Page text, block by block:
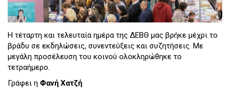
Η τέταρτη και τελευταία ημέρα της ΔΕΒΘ μας βρήκε μέχρι το
βράδυ σε εκδηλώσεις, συνεντεύξεις και συζητήσεις. Με
μεγάλη προσέλευση του κοινού ολοκληρώθηκε το
τετραήμερο.
Γράφει η Φανή Χατζή